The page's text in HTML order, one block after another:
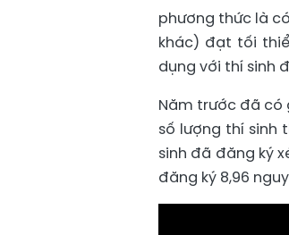
phương thức là
khác) đạt tối
dụng với thí sinh
Năm trước đã có
số lượng thí sinh
sinh đã đăng ký
đăng ký 8,96